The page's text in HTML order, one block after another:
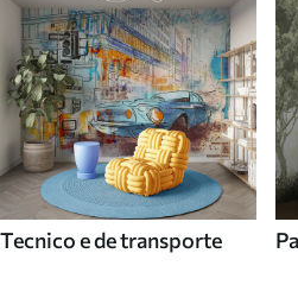
Tecnico e de transporte